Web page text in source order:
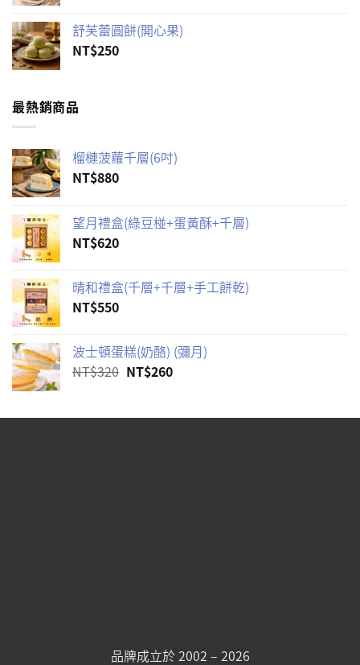
舒芙蕾圓餅(開心果)
NT$250
最熱銷商品
榴槤菠蘿千層(6吋)
NT$880
望月禮盒(綠豆椪+蛋黃酥+千層)
NT$620
晴和禮盒(千層+千層+手工餅乾)
NT$550
波士頓蛋糕(奶酪) (彌月)
NT$320 原
格：
NT$260目
格：
品牌成立於 2002 – 2026